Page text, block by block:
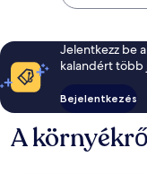
Jelentkezz be
kalandért több
Bejelentkezés
A